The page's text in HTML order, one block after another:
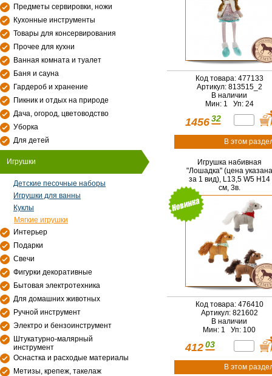
Предметы сервировки, ножи
Кухонные инструменты
Товары для консервирования
Прочее для кухни
Ванная комната и туалет
Баня и сауна
Гардероб и хранение
Пикник и отдых на природе
Дача, огород, цветоводство
Уборка
Для детей
Игрушки
Детские песочные наборы
Игрушки для ванны
Куклы
Мягкие игрушки
Интерьер
Подарки
Свечи
Фигурки декоративные
Бытовая электротехника
Для домашних животных
Ручной инструмент
Электро и бензоинструмент
Штукатурно-малярный
инструмент
Оснастка и расходые материалы
Метизы, крепеж, такелаж
Код товара: 477133
Артикул: 813515_2
В наличии
Мин: 1 Уп: 24
1456 32
В этом
Игрушка набивная
"Лошадка" (цена указана
за 1 вид), L13,5 W5 H14
см, 3в.
Код товара: 476410
Артикул: 821602
В наличии
Мин: 1 Уп: 100
412 03
В этом